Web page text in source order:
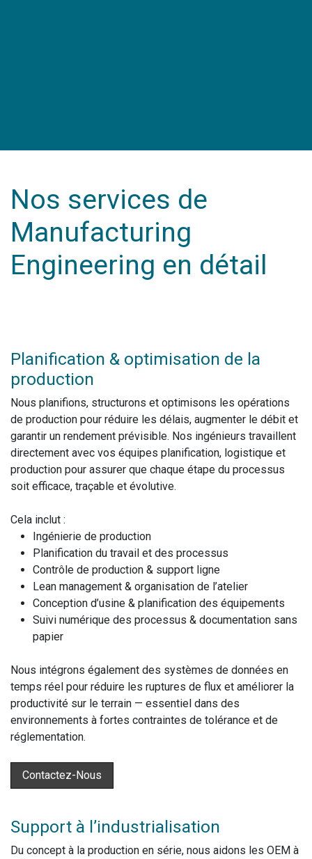
Nos services de
Manufacturing
Engineering en détail
Planification & optimisation de la
production
Nous planifions, structurons et optimisons les opérations
de production pour réduire les délais, augmenter le débit et
garantir un rendement prévisible. Nos ingénieurs travaillent
directement avec vos équipes planification, logistique et
production pour assurer que chaque étape du processus
soit efficace, traçable et évolutive.
Cela inclut :
Ingénierie de production
Planification du travail et des processus
Contrôle de production & support ligne
Lean management & organisation de l’atelier
Conception d’usine & planification des équipements
Suivi numérique des processus & documentation sans
papier
Nous intégrons également des systèmes de données en
temps réel pour réduire les ruptures de flux et améliorer la
productivité sur le terrain — essentiel dans des
environnements à fortes contraintes de tolérance et de
réglementation.
Contactez-Nous
Support à l’industrialisation
Du concept à la production en série, nous aidons les OEM à